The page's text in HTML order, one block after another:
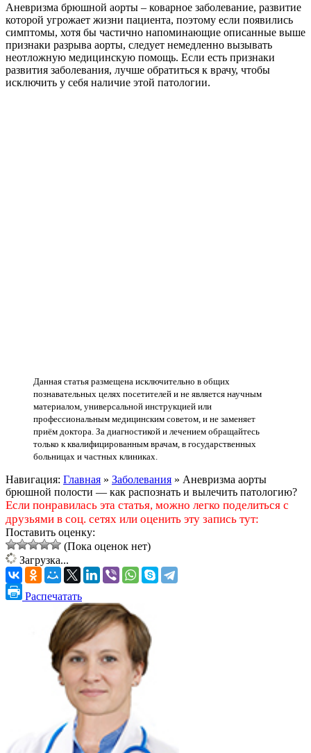
Аневризма брюшной аорты – коварное заболевание, развитие
которой угрожает жизни пациента, поэтому если появились
симптомы, хотя бы частично напоминающие описанные выше
признаки разрыва аорты, следует немедленно вызывать
неотложную медицинскую помощь. Если есть признаки
развития заболевания, лучше обратиться к врачу, чтобы
исключить у себя наличие этой патологии.
Данная статья размещена исключительно в общих
познавательных целях посетителей и не является научным
материалом, универсальной инструкцией или
профессиональным медицинским советом, и не заменяет
приём доктора. За диагностикой и лечением обращайтесь
только к квалифицированным врачам, в государственных
больницах и частных клиниках.
Навигация: Главная » Заболевания » Аневризма аорты
брюшной полости — как распознать и вылечить патологию?
Если понравилась эта статья, можно легко поделиться с
друзьями в соц. сетях или оценить эту запись тут:
Поставить оценку:
(Пока оценок нет)
Загрузка...
Распечатать